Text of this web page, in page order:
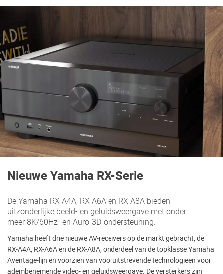
Nieuwe Yamaha RX-Serie
De Yamaha RX-A4A, RX-A6A en RX-A8A bieden
uitzonderlijke beeld- en geluidsweergave met onder
meer 8K/60Hz- en Auro-3D-ondersteuning.
Yamaha heeft drie nieuwe AV-receivers op de markt gebracht, de
RX-A4A, RX-A6A en de RX-A8A, onderdeel van de topklasse Yamaha
Aventage-lijn en voorzien van vooruitstrevende technologieën voor
adembenemende video- en geluidsweergave. De versterkers zijn